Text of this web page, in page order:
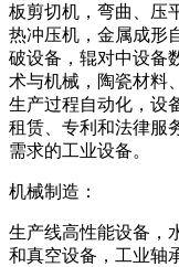
板剪切机，弯曲、压
热冲压机，金属成形
破设备，辊对中设备
术与机械，陶瓷材料
生产过程自动化，设
租赁、专利和法律服
需求的工业设备。
机械制造：
生产线高性能设备，
和真空设备，工业轴